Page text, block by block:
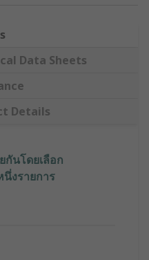
Data Sheets
Details
นโดยเลือก
งรายการ